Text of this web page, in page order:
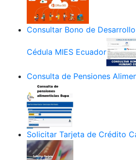
Consultar Bono de
Cédula MIES Ecuador
Consulta de Pensiones
Solicitar Tarjeta de Crédito